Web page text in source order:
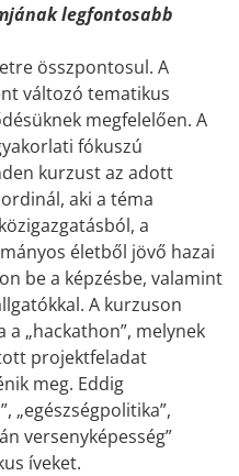
legfontosabb
összpontosul. A
változó tematikus
megfelelően. A
fókuszú
kurzust az adott
aki a téma
a
életből jövő hazai
be a képzésbe, valamint
A kurzuson
„hackathon”, melynek
projektfeladat
meg. Eddig
„egészségpolitika”,
versenyképesség”
íveket.